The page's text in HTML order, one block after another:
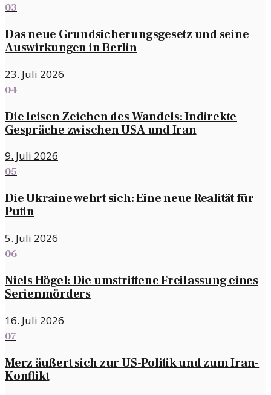
03
Das neue Grundsicherungsgesetz und seine
Auswirkungen in Berlin
23. Juli 2026
04
Die leisen Zeichen des Wandels: Indirekte
Gespräche zwischen USA und Iran
9. Juli 2026
05
Die Ukraine wehrt sich: Eine neue Realität für
Putin
5. Juli 2026
06
Niels Högel: Die umstrittene Freilassung eines
Serienmörders
16. Juli 2026
07
Merz äußert sich zur US-Politik und zum Iran-
Konflikt